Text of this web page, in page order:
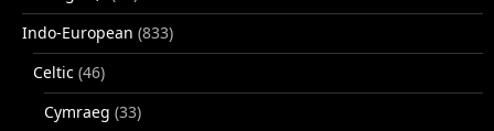
Indo-European (833)
Celtic (46)
Cymraeg (33)